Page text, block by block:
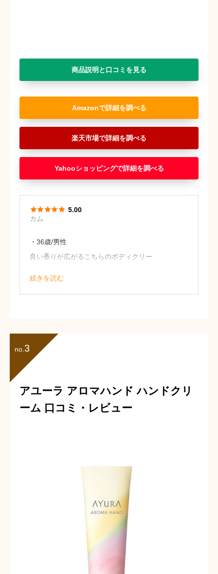
商品説明と口コミを見る
Amazon
楽天市場
Yahooショッピング
・36歳/男性
良い香りが広がるこちらのボディクリー
彼女へのプレゼントに選びましたがとて
も喜んでいました！
続きを読む
カム
 5.00
no. 3
アユーラ アロマハンド ハンドクリ
ーム 口コミ・レビュー